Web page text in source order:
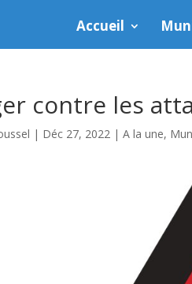
Accueil
contre les
| Déc 27, 2022 |A la une,